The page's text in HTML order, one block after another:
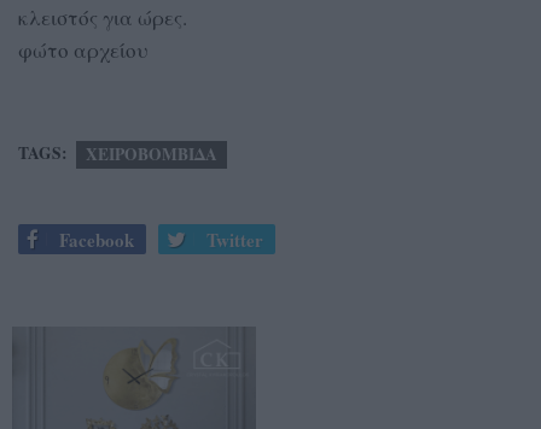
κλειστός για ώρες.
φώτο αρχείου
TAGS: ΧΕΙΡΟΒΟΜΒΙΔΑ
Facebook Twitter